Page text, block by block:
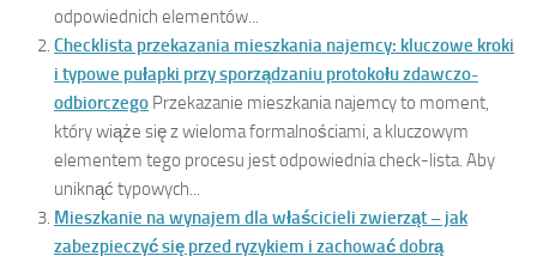
odpowiednich elementów...
Checklista przekazania mieszkania najemcy: kluczowe kroki
i typowe pułapki przy sporządzaniu protokołu zdawczo-
odbiorczego Przekazanie mieszkania najemcy to moment,
który wiąże się z wieloma formalnościami, a kluczowym
elementem tego procesu jest odpowiednia check-lista. Aby
uniknąć typowych...
Mieszkanie na wynajem dla właścicieli zwierząt – jak
zabezpieczyć się przed ryzykiem i zachować dobrą